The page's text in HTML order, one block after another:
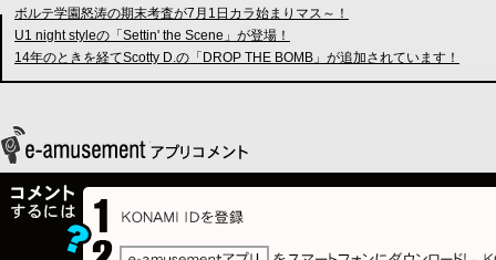
ボルテ学園怒涛の期末考査が7月1日カラ始まりマス～！
U1 night styleの「Settin' the Scene」が登場！
14年のときを経てScotty D.の「DROP THE BOMB」が追加されています！